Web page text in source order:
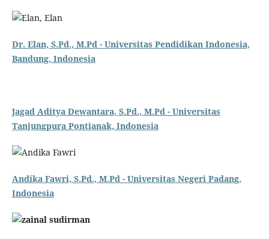
Dr. Elan, S.Pd., M.Pd - Universitas Pendidikan Indonesia,
Bandung, Indonesia
Jagad Aditya Dewantara, S.Pd., M.Pd - Universitas
Tanjungpura Pontianak, Indonesia
Andika Fawri, S.Pd., M.Pd - Universitas Negeri Padang,
Indonesia